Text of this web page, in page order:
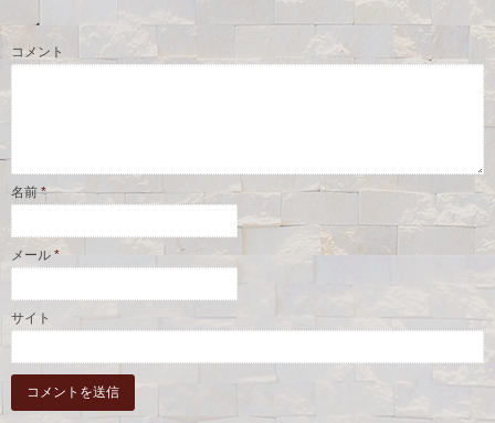
コメント
名前*
メール *
サイト